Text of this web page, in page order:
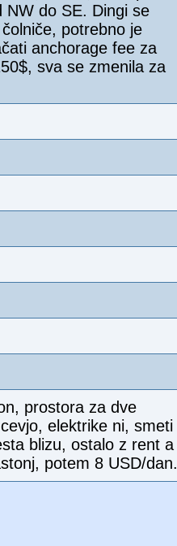
NW do SE. Dingi se
potrebno je
anchorage fee za
sva se zmenila za
prostora za dve
elektrike ni, smeti
blizu, ostalo z rent a
potem 8 USD/dan.